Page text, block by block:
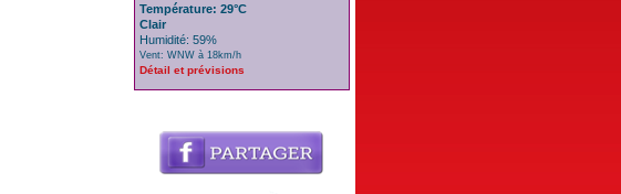
Température: 29°C
Clair
Humidité: 59%
Vent: WNW à 18km/h
Détail et prévisions